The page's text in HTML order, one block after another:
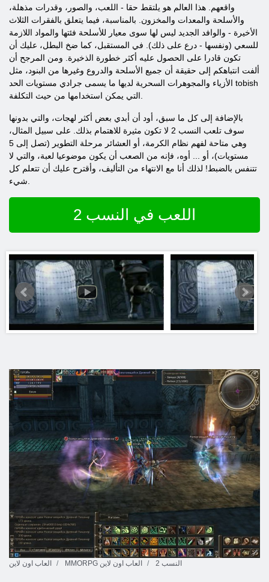
واقعهم. هذا العالم هو يلتقط حقا - اللعب، والصور، وقدرات مذهلة،
والأسلحة والمعدات والمخزون. بالمناسبة، فيما يتعلق بالفقرات الثلاث
الأخيرة - والوافد الجديد ليس لها سوى معيار للأسلحة فئتها والمواد اللازمة
للسعي (ونفسها - درع على ذلك). في المستقبل، كما ضخ البطل، عليك أن
تكون قادرا على الحصول عليه أكثر خطورة الذخيرة. ومن المرجح أن
ألفت انتباهكم إلى حقيقة أن جميع الأسلحة والدروع وغيرها من البنود، مثل
الأزياء والمجوهرات السحرية لديها ما يسمى جرادي مستويات الحد tobish
بالإضافة إلى كل ما سبق، أود أن أبدي بعض أكثر لهجات، والتي بدونها
سوف تلعب النسب 2 لا تكون مثيرة للاهتمام بذلك. على سبيل المثال،
وهي متاحة لفهم نظام الكرمة، أو العشائر مرحلة التطوير (تصل إلى 5
مستويات)، أو ... أوه، فإنه من الصعب أن يكون موضوعيا لعبة، والتي لا
تتنفس بالضبط! لذلك أنا مع الانتهاء من التأليف، وأقترح عليك أن تتعلم كل
اللعب في النسب 2
العاب اون لاين MMORPG العاب اون لاين النسب 2